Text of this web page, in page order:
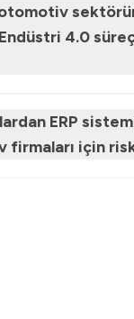
4.0
ERP
firmaları için